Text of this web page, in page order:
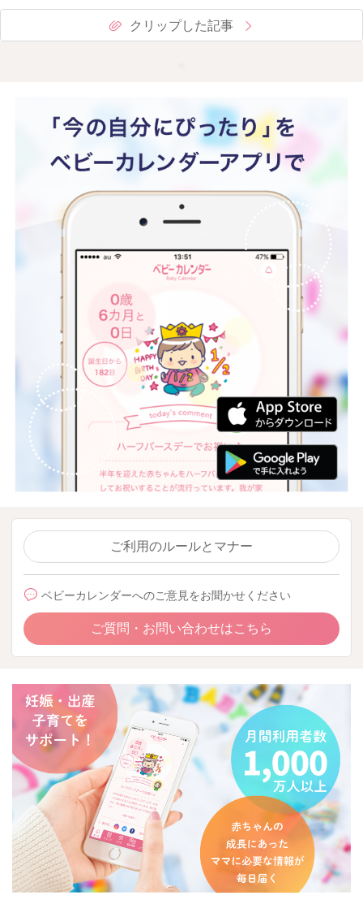
クリップした記事
ご利用のルールとマナー
ベビーカレンダーへのご意見をお聞かせください
ご質問・お問い合わせはこちら